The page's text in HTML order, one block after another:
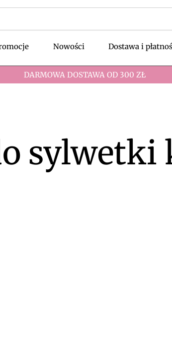
Nowości Dostawa i
DARMOWA DOSTAWA OD 300 ZŁ
sylwetki